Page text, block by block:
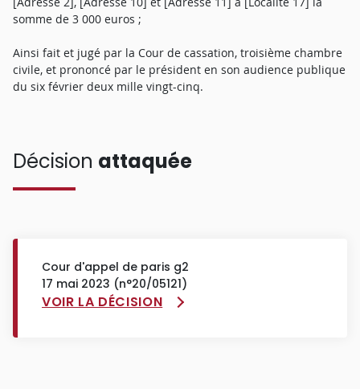
somme de 3 000 euros ;
Ainsi fait et jugé par la Cour de cassation, troisième chambre
civile, et prononcé par le président en son audience publique
du six février deux mille vingt-cinq.
Décision attaquée
Cour d'appel de paris g2
17 mai 2023 (n°20/05121)
VOIR LA DÉCISION